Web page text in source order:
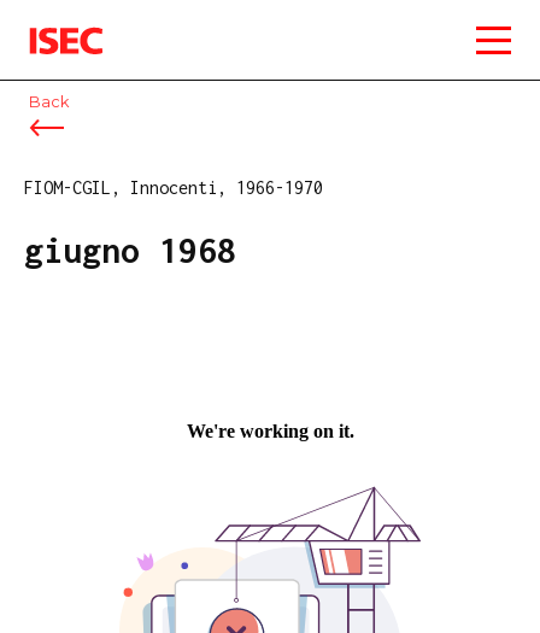
ISEC
Back
FIOM-CGIL, Innocenti, 1966-1970
giugno 1968